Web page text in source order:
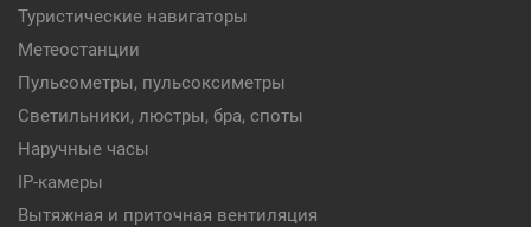
Туристические навигаторы
Метеостанции
Пульсометры, пульсоксиметры
Светильники, люстры, бра, споты
Наручные часы
IP-камеры
Вытяжная и приточная вентиляция